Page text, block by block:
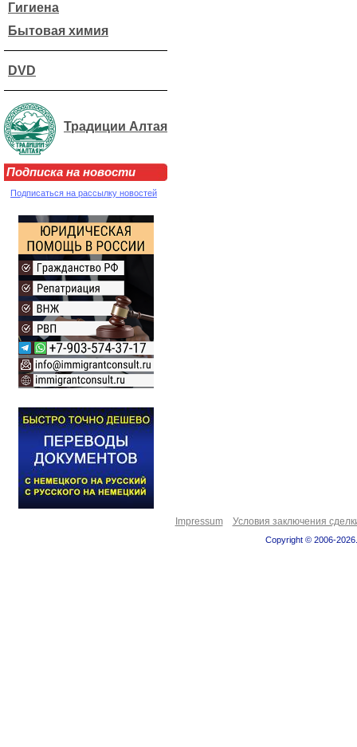
Гигиена
Бытовая химия
DVD
Традиции Алтая
Подписка на новости
Подписаться на рассылку новостей
Impressum Условия заключения
Copyright © 2006-